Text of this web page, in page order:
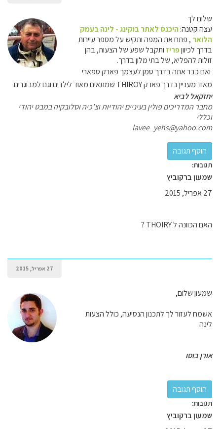
שלום לך
עצה קטנה:היכנס לאתר בוקינג - לינה בעמק
הלואר , פתח את המפה ותקיש על מספר עיירות
בדרך לכיווןפריז ותקבל שפע של הצעות, בהן
זולות להפליא, של בתי מלון בדרך.
ואם כבר אתה בדרך סמן לעצמך פארק ספארי
מאוד מעניין בדרך פארק THIROY שמתאים מאוד לילדים וגם למבוגרים.
יחזקאל לביא
מחבר המדריכים פולין בעיניים יהודיות וצ'כיה וסלובקיה במבט יהודי
וכללי
lavee_yehs@yahoo.com
תגובות:
שמעון ברקוביץ
27 אפריל, 2015
האם הכוונה ל THOIRY ?
27 אפריל, 2015
שמעון שלום,
אשמח לעזור לך לתכנון הנסיעה, כולל הצעות
לינה
אורן בוסו
תגובות:
שמעון ברקוביץ